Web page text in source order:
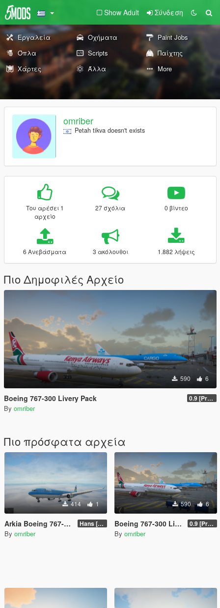
Show Adult Σύνδεση
Εργαλεία Οχήματα
Paint Jobs
Όπλα
Scripts
Παίχτης
Χάρτες
Άλλα More
omriber
Petah tikva doesn't exists
Του αρέσει 1
αρχείο
27 σχόλια 0 βίντεο
6 Ανεβάσματα 3 ακόλουθοι 1.882 λήψεις
Πιο Δημοφιλές Αρχείο
590 6
Boeing 767-300 Livery Pack 0.9 [Pre-Release]
By omriber
Πιο πρόσφατα αρχεία
414 1
Arkia Boeing 767-300 Hans [Updated]
By omriber
590 6
Boeing 767-300 Livery Pack 0.9 [Pre-Release]
By omriber